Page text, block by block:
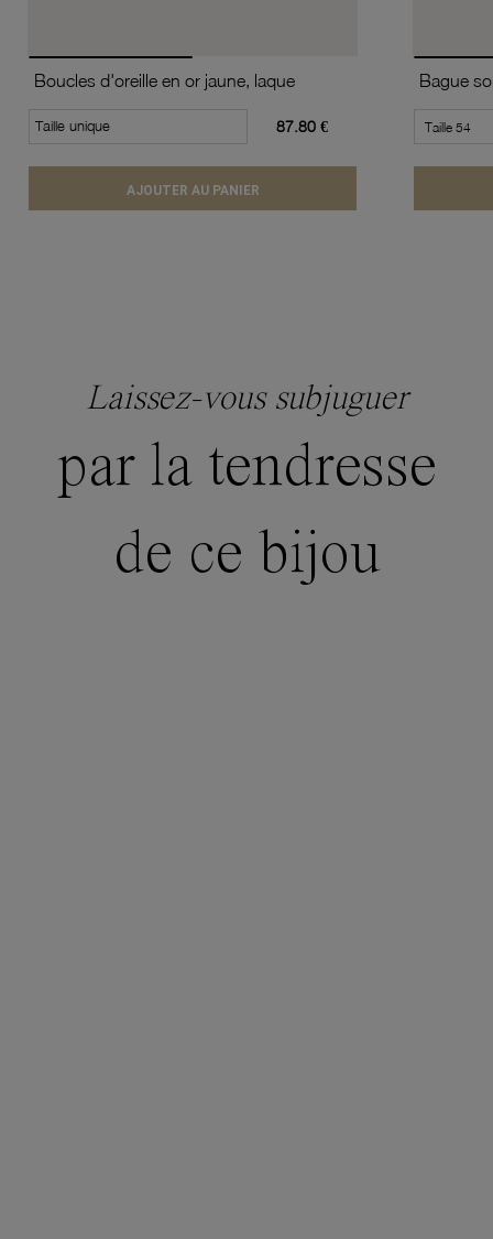
Boucles d'oreille en or jaune, laque
Taille unique 87.80 €
AJOUTER AU PANIER
Laissez-vous subjuguer
par la tendresse
de ce bijou